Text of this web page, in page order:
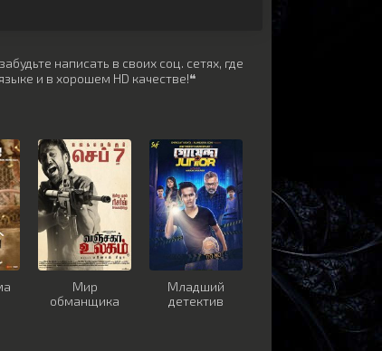
написать в своих соц. сетях, где
и в хорошем HD качестве!❝
Мир
обманщика
Младший
детектив